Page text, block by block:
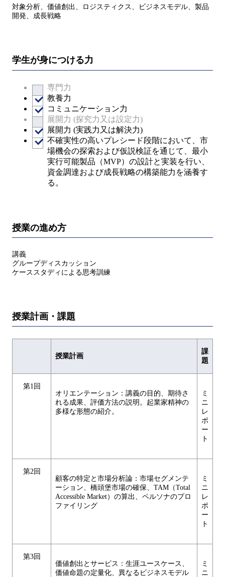
対象分析、価値創出、ロジスティクス、ビジネスモデル、製品
開発、成長戦略
学生が身につける力
専門力
教養力
コミュニケーション力
展開力 (探究力又は設定力)
展開力 (実践力又は解決力)
不確実性の高いプレシード段階において、市
場機会の探索および仮説検証を通じて、最小
実行可能製品（MVP）の設計と実装を行い、
資金調達および成長戦略の構築能力を涵養す
る。
授業の進め方
講義
グループディスカッション
ケーススタディによる思考訓練
授業計画・課題
授業計画
課
題
第1回
オリエンテーション：講義の目的、期待さ
れる成果、評価方法の説明。起業家精神の
多様な形態の紹介。
ミ
ニ
レ
ポ
ー
ト
第2回
顧客の特定と市場分析論：市場セグメンテ
ーション、橋頭堡市場の確保、TAM（Total
Accessible Market）の算出、ペルソナのプロ
ファイリング
ミ
ニ
レ
ポ
ー
ト
第3回
価値創出とサービス：生涯ユースケース、
価値命題の定量化、異なるビジネスモデル
ミ
ニ